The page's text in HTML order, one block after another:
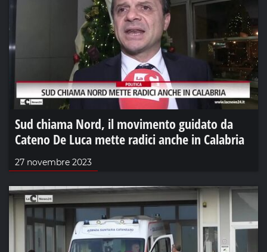
Sud chiama Nord, il movimento guidato da
Cateno De Luca mette radici anche in Calabria
27 novembre 2023